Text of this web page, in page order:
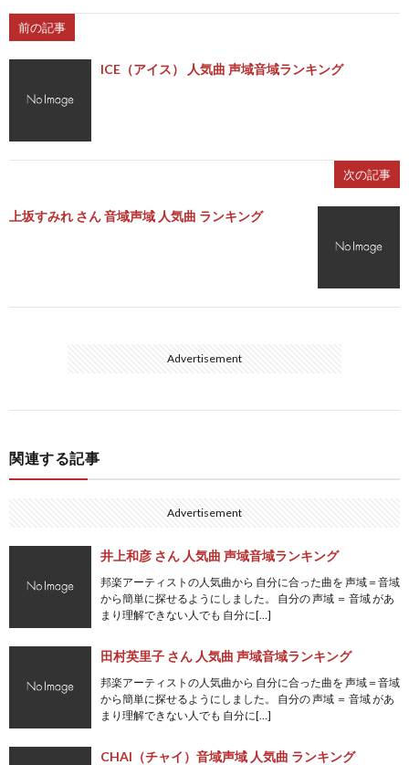
前の記事
ICE（アイス） 人気曲 声域音域ランキング
次の記事
上坂すみれ さん 音域声域 人気曲 ランキング
Advertisement
関連する記事
Advertisement
井上和彦 さん 人気曲 声域音域ランキング
邦楽アーティストの人気曲から 自分に合った曲を 声域＝音域
から簡単に探せるようにしました。 自分の 声域 ＝ 音域 があ
まり理解できない人でも 自分に[…]
田村英里子 さん 人気曲 声域音域ランキング
邦楽アーティストの人気曲から 自分に合った曲を 声域＝音域
から簡単に探せるようにしました。 自分の 声域 ＝ 音域 があ
まり理解できない人でも 自分に[…]
CHAI（チャイ）音域声域 人気曲 ランキング